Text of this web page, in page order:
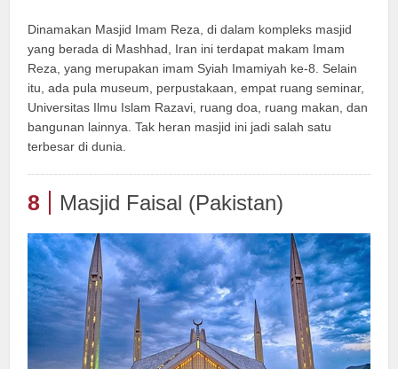
Dinamakan Masjid Imam Reza, di dalam kompleks masjid
yang berada di Mashhad, Iran ini terdapat makam Imam
Reza, yang merupakan imam Syiah Imamiyah ke-8. Selain
itu, ada pula museum, perpustakaan, empat ruang seminar,
Universitas Ilmu Islam Razavi, ruang doa, ruang makan, dan
bangunan lainnya. Tak heran masjid ini jadi salah satu
terbesar di dunia.
8 Masjid Faisal (Pakistan)